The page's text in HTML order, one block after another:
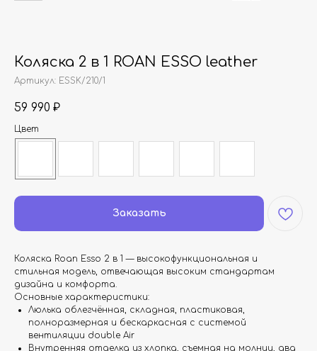
Коляска 2 в 1 ROAN ESSO leather
Артикул: ESSK/210/1
59 990 ₽
Цвет
Заказать
Коляска Roan Esso 2 в 1 — высокофункциональная и
стильная модель, отвечающая высоким стандартам
дизайна и комфорта.
Основные характеристики:
Люлька облегчённая, складная, пластиковая,
полноразмерная и бескаркасная с системой
вентиляции double Air
Внутренняя отделка из хлопка, съемная на молнии, два